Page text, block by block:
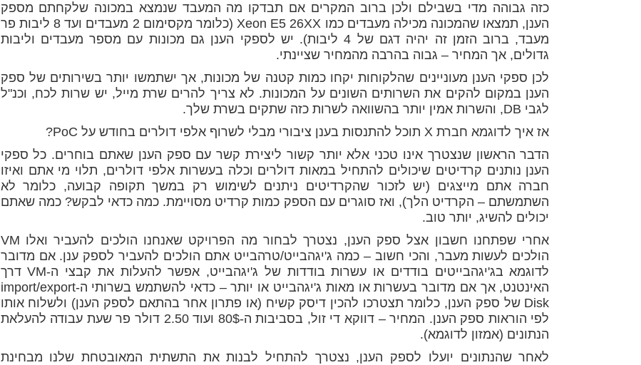
כזה גבוהה מדי בשבילם ולכן ברוב המקרים אם תבדקו מה המעבד שנמצא במכונה שלקחתם מספק
הענן, תמצאו שהמכונה מכילה מעבדים כמו Xeon E5 26XX (כלומר מקסימום 2 מעבדים ועד 8 ליבות פר
מעבד, ברוב הזמן זה יהיה דגם של 4 ליבות). יש לספקי הענן גם מכונות עם מספר מעבדים וליבות
גדולים, אך המחיר – גבוה בהרבה מהמחיר שציינתי.
לכן ספקי הענן מעוניינים שהלקוחות יקחו כמות קטנה של מכונות, אך ישתמשו יותר בשירותים של ספק
הענן במקום להקים את השרותים השונים על המכונות. לא צריך להרים שרת מייל, יש שרות לכח, וכנ"ל
לגבי DB, והשרות אמין יותר בהשוואה לשרות כזה שתקים בשרת שלך.
אז איך לדוגמא חברת X תוכל להתנסות בענן ציבורי מבלי לשרוף אלפי דולרים בחודש על PoC?
הדבר הראשון שנצטרך אינו טכני אלא יותר קשור ליצירת קשר עם ספק הענן שאתם בוחרים. כל ספקי
הענן נותנים קרדיטים שיכולים להתחיל במאות דולרים וכלה בעשרות אלפי דולרים, תלוי מי אתם ואיזו
חברה אתם מייצגים (יש לזכור שהקרדיטים ניתנים לשימוש רק במשך תקופה קבועה, כלומר לא
השתמשתם – הקרדיט הלך), ואז סוגרים עם הספק כמות קרדיט מסויימת. כמה כדאי לבקש? כמה שאתם
יכולים להשיג, יותר טוב.
אחרי שפתחנו חשבון אצל ספק הענן, נצטרך לבחור מה הפרויקט שאנחנו הולכים להעביר ואלו VM
הולכים לעשות מעבר, והכי חשוב – כמה ג'יגהבייט/טרהבייט אתם הולכים להעביר לספק ענן. אם מדובר
לדוגמא בג'יגהבייטים בודדים או עשרות בודדות של ג'יגהבייט, אפשר להעלות את קבצי ה-VM דרך
האינטנט, אך אם מדובר בעשרות או מאות ג'יגהבייט או יותר – כדאי להשתמש בשרותי ה-import/export
Disk של ספק הענן, כלומר תצטרכו להכין דיסק קשיח (או פתרון אחר בהתאם לספק הענן) ולשלוח אותו
לפי הוראות ספק הענן. המחיר – דווקא די זול, בסביבות ה-80$ ועוד 2.50 דולר פר שעת עבודה להעלאת
הנתונים (אמזון לדוגמא).
לאחר שהנתונים יועלו לספק הענן, נצטרך להתחיל לבנות את התשתית המאובטחת שלנו מבחינת